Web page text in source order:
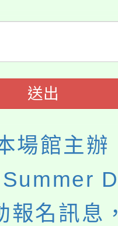
住民語歌
學年度第
甄選結果(
學年度第
甄選結果(
大學推廣
通分析基
生輔導中心
導、社會
參加。
送出
場館主辦
報名訊息